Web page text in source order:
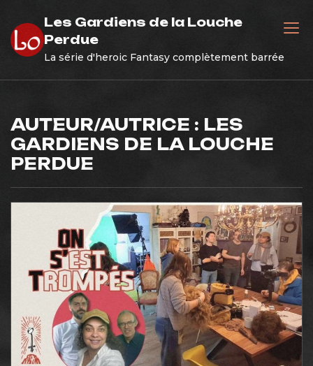
content
Les Gardiens de la Louche
Perdue
La série d'heroic Fantasy complètement barrée
AUTEUR/AUTRICE : LES
GARDIENS DE LA LOUCHE
PERDUE